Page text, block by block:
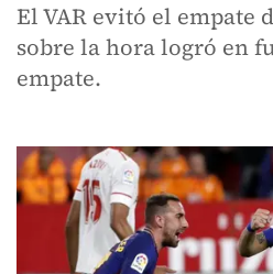
El VAR evitó el empate
sobre la hora logró en
empate.